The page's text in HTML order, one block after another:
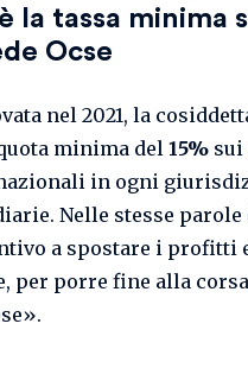
la tassa
Ocse
nel 2021, la
minima del15%
in ogni
Nelle stesse
a spostare i profitti
per porre fine alla